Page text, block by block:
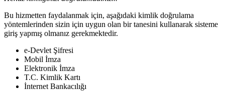
Bu hizmetten faydalanmak için, aşağıdaki kimlik doğrulama
yöntemlerinden sizin için uygun olan bir tanesini kullanarak sisteme
giriş yapmış olmanız gerekmektedir.
e-Devlet Şifresi
Mobil İmza
Elektronik İmza
T.C. Kimlik Kartı
İnternet Bankacılığı